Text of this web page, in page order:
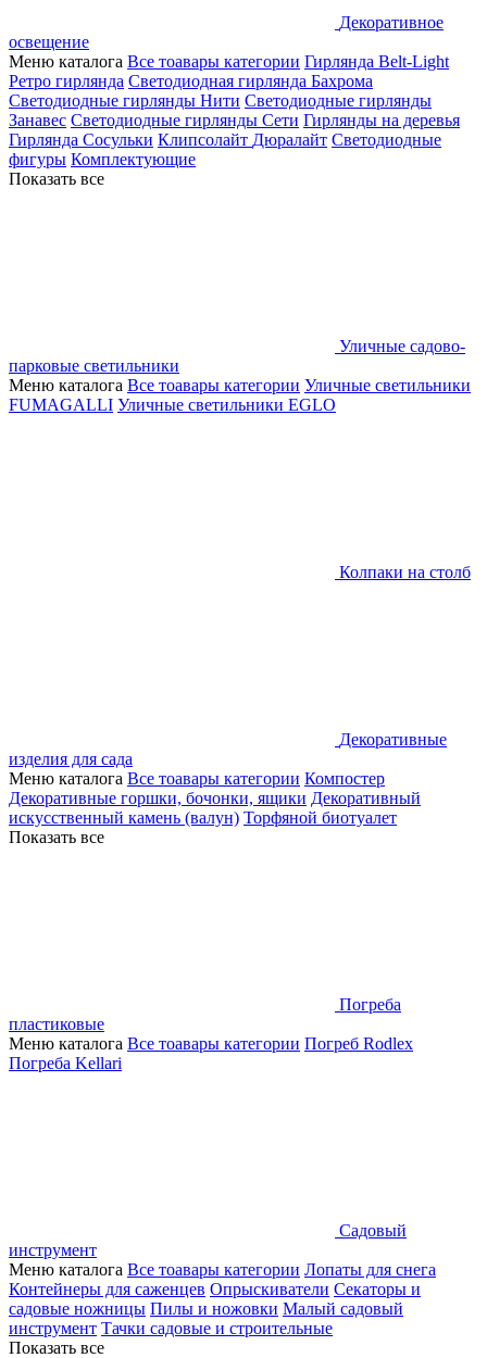
Декоративное
освещение
Меню каталога Все тоавары категории Гирлянда Belt-Light
Ретро гирлянда Светодиодная гирлянда Бахрома
Светодиодные гирлянды Нити Светодиодные гирлянды
Занавес Светодиодные гирлянды Сети Гирлянды на деревья
Гирлянда Сосульки Клипсолайт Дюралайт Светодиодные
фигуры Комплектующие
Показать все
Уличные садово-
парковые светильники
Меню каталога Все тоавары категории Уличные светильники
FUMAGALLI Уличные светильники EGLO
Колпаки на столб
Декоративные
изделия для сада
Меню каталога Все тоавары категории Компостер
Декоративные горшки, бочонки, ящики Декоративный
искусственный камень (валун) Торфяной биотуалет
Показать все
Погреба
пластиковые
Меню каталога Все тоавары категории Погреб Rodlex
Погреба Kellari
Садовый
инструмент
Меню каталога Все тоавары категории Лопаты для снега
Контейнеры для саженцев Опрыскиватели Секаторы и
садовые ножницы Пилы и ножовки Малый садовый
инструмент Тачки садовые и строительные
Показать все